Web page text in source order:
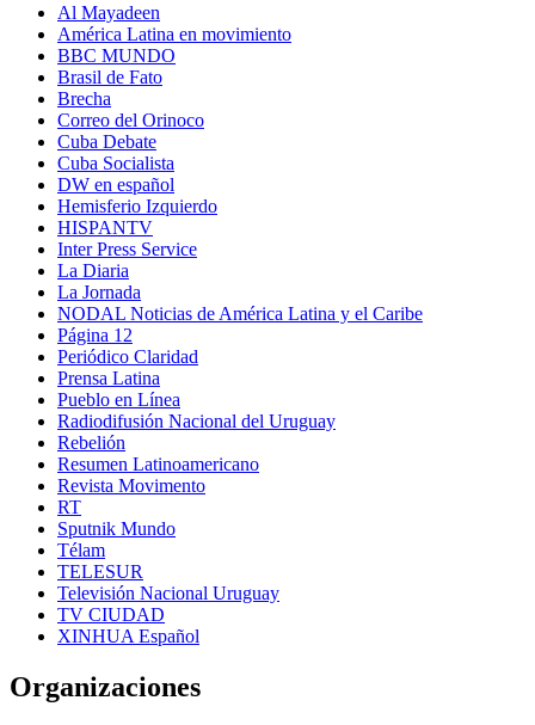
Al Mayadeen
América Latina en movimiento
BBC MUNDO
Brasil de Fato
Brecha
Correo del Orinoco
Cuba Debate
Cuba Socialista
DW en español
Hemisferio Izquierdo
HISPANTV
Inter Press Service
La Diaria
La Jornada
NODAL Noticias de América Latina y el Caribe
Página 12
Periódico Claridad
Prensa Latina
Pueblo en Línea
Radiodifusión Nacional del Uruguay
Rebelión
Resumen Latinoamericano
Revista Movimento
RT
Sputnik Mundo
Télam
TELESUR
Televisión Nacional Uruguay
TV CIUDAD
XINHUA Español
Organizaciones